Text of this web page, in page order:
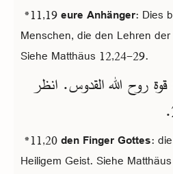
*11,19eure Anhänger: Dies
Menschen, die den Lehren
Siehe Matthäus 12,24-29.
روح الله القدوس. انظر
*11,20den Finger Gottes:
Heiligem Geist. Siehe